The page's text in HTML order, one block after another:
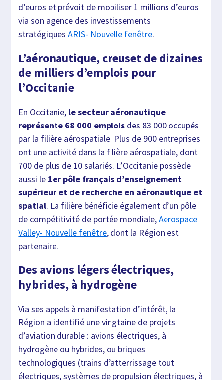
d’euros et prévoit de mobiliser 1 millions d’euros
via son agence des investissements
stratégiquesARIS- Nouvelle fenêtre.
L’aéronautique, creuset de dizaines
de milliers d’emplois pour
l’Occitanie
En Occitanie, le secteur aéronautique
représente 68 000 emplois des 83 000 occupés
par la filière aérospatiale. Plus de 900 entreprises
ont une activité dans la filière aérospatiale, dont
700 de plus de 10 salariés. L’Occitanie possède
aussi le 1er pôle français d’enseignement
supérieur et de recherche en aéronautique et
spatial. La filière bénéficie également d’un pôle
de compétitivité de portée mondiale,Aerospace
Valley- Nouvelle fenêtre, dont la Région est
partenaire.
Des avions légers électriques,
hybrides, à hydrogène
Via ses appels à manifestation d’intérêt, la
Région a identifié une vingtaine de projets
d’aviation durable : avions électriques, à
hydrogène ou hybrides, ou briques
technologiques (trains d’atterrissage tout
électriques, systèmes de propulsion électriques, à